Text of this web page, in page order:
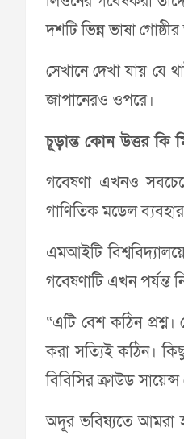
দশটি ভিন্ন ভাষা
সেখানে দেখা যায় যে
জাপানেরও ওপরে।
চূড়ান্ত কোন উত্তর কি
গবেষণা এখনও
গাণিতিক মডেল
এমআইটি
গবেষণাটি এখন পর্যন্ত
“এটি বেশ কঠিন
করা সত্যিই কঠিন।
বিবিসির ক্রাউড
অদূর ভবিষ্যতে আমরা